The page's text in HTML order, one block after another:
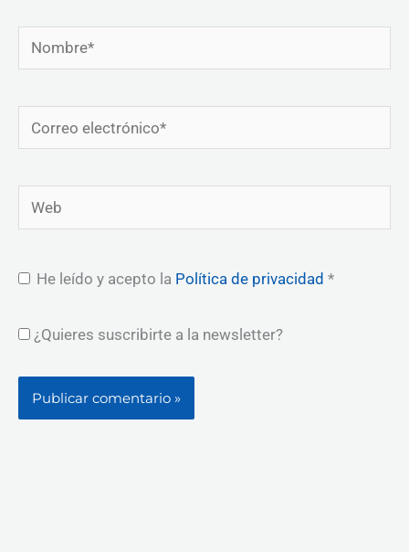
Nombre*
Correo
electrónico*
Web
He leído y acepto la Política de privacidad *
¿Quieres suscribirte a la newsletter?